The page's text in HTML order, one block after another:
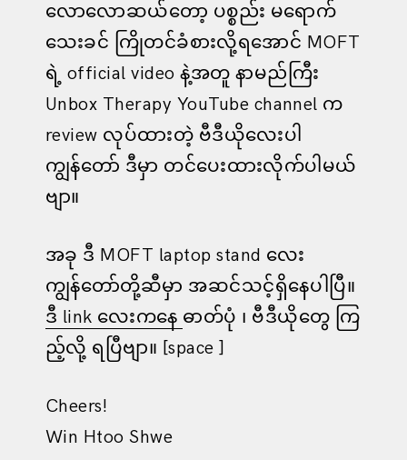
လောလောဆယ်တော့ ပစ္စည်း မရောက်
သေးခင် ကြိုတင်ခံစားလို့ရအောင် MOFT
ရဲ့ official video နဲ့အတူ နာမည်ကြီး
Unbox Therapy YouTube channel က
review လုပ်ထားတဲ့ ဗီဒီယိုလေးပါ
ကျွန်တော် ဒီမှာ တင်ပေးထားလိုက်ပါမယ်
ဗျာ။
အခု ဒီ MOFT laptop stand လေး
ကျွန်တော်တို့ဆီမှာ အဆင်သင့်ရှိနေပါပြီ။
ဒီ link လေးကနေ ဓာတ်ပုံ ၊ ဗီဒီယိုတွေ ကြ
ည့်လို့ ရပြီဗျာ။ [space ]
Cheers!
Win Htoo Shwe